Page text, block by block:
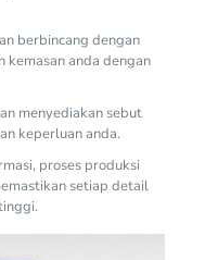
berbincang dengan
kemasan anda dengan
menyediakan sebut
keperluan anda.
proses produksi
setiap detail